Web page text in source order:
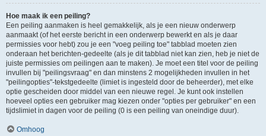
Hoe maak ik een peiling?
Een peiling aanmaken is heel gemakkelijk, als je een nieuw onderwerp
aanmaakt (of het eerste bericht in een onderwerp bewerkt en als je daar
permissies voor hebt) zou je een "voeg peiling toe" tabblad moeten zien
onderaan het berichten-gedeelte (als je dit tabblad niet kan zien, heb je niet de
juiste permissies om peilingen aan te maken). Je moet een titel voor de peiling
invullen bij "peilingsvraag" en dan minstens 2 mogelijkheden invullen in het
"peilingopties"-tekstgedeelte (limiet is ingesteld door de beheerder), met elke
optie gescheiden door middel van een nieuwe regel. Je kunt ook instellen
hoeveel opties een gebruiker mag kiezen onder "opties per gebruiker" en een
tijdslimiet in dagen voor de peiling (0 is een peiling van oneindige duur).
Omhoog